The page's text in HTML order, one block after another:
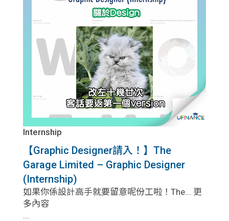
機
網上
私人
貸款
貸款
機
de
校園
Gui
de
理財
de
學生
Internship
【Graphic Designer請入！】The
Garage Limited – Graphic Designer
(Internship)
如果你係設計高手就要留意呢份工啦！The... 更
多內容
...